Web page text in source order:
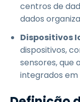
centros de
dados
Dispositivos
dispositivos,
sensores, que
integrados em